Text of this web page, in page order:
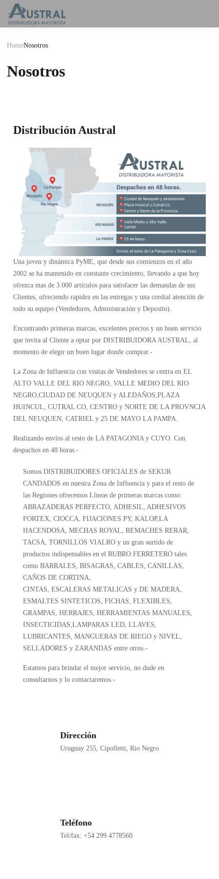
HomeNosotros
Nosotros
Distribución Austral
Una joven y dinámica PyME, que desde sus comienzos en el año
2002 se ha mantenido en constante crecimiento, llevando a que hoy
ofrezca mas de 3.000 artículos para satisfacer las demandas de sus
Clientes, ofreciendo rapidez en las entregas y una cordial atención de
todo su equipo (Vendedores, Administración y Deposito).
Encontrando primeras marcas, excelentes precios y un buen servicio
que invita al Cliente a optar por DISTRIBUIDORA AUSTRAL, al
momento de elegir un buen lugar donde comprar.-
La Zona de Influencia con visitas de Vendedores se centra en EL
ALTO VALLE DEL RIO NEGRO, VALLE MEDIO DEL RIO
NEGRO,CIUDAD DE NEUQUEN y ALEDAÑOS,PLAZA
HUINCUL, CUTRAL CO, CENTRO y NORTE DE LA PROVNCIA
DEL NEUQUEN, CATRIEL y 25 DE MAYO LA PAMPA.
Realizando envíos al resto de LA PATAGONIA y CUYO. Con
despachos en 48 horas.-
Somos DISTRIBUIDORES OFICIALES de SEKUR
CANDADOS en nuestra Zona de Influencia y para el resto de
las Regiones ofrecemos Líneas de primeras marcas como:
ABRAZADERAS PERFECTO, ADHESIL, ADHESIVOS
FORTEX, CIOCCA, FIJACIONES PY, KALOP,LA
HACENDOSA, MECHAS ROYAL, REMACHES RERAR,
TACSA, TORNILLOS VIALRO y un gran surtido de
productos indispensables en el RUBRO FERRETERO tales
como BARRALES, BISAGRAS, CABLES, CANILLAS,
CAÑOS DE CORTINA,
CINTAS, ESCALERAS METALICAS y DE MADERA,
ESMALTES SINTETICOS, FICHAS, FLEXIBLES,
GRAMPAS, HERRAJES, HERRAMIENTAS MANUALES,
INSECTICIDAS,LAMPARAS LED, LLAVES,
LUBRICANTES, MANGUERAS DE RIEGO y NIVEL,
SELLADORES y ZARANDAS entre otros.-
Estamos para brindar el mejor servicio, no dude en
consultarnos y lo contactaremos.-
Dirección
Uruguay 255, Cipolletti, Rio Negro
Teléfono
Tel/fax: +54 299 4778560